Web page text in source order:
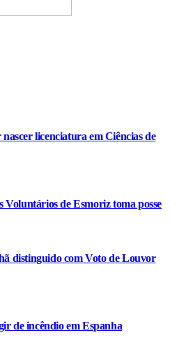
licenciatura em Ciências de
de Esmoriz toma posse
distinguido com Voto de Louvor
de incêndio em Espanha